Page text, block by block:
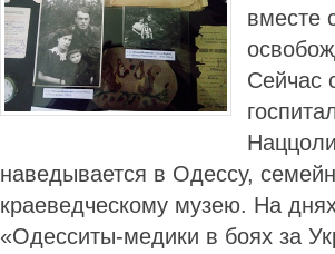
вместе
Сейчас
наведывается в Одессу,
краеведческому музею. На
«Одесситы-медики в боях за